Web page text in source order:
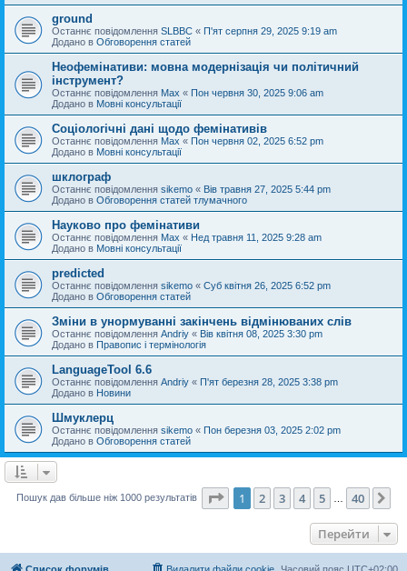
ground
Останнє повідомлення SLBBC « П'ят серпня 29, 2025 9:19 am
Додано в Обговорення статей
Неофемінативи: мовна модернізація чи політичний
інструмент?
Останнє повідомлення Max « Пон червня 30, 2025 9:06 am
Додано в Мовні консультації
Соціологічні дані щодо фемінативів
Останнє повідомлення Max « Пон червня 02, 2025 6:52 pm
Додано в Мовні консультації
шклограф
Останнє повідомлення sikemo « Вів травня 27, 2025 5:44 pm
Додано в Обговорення статей тлумачного
Науково про фемінативи
Останнє повідомлення Max « Нед травня 11, 2025 9:28 am
Додано в Мовні консультації
predicted
Останнє повідомлення sikemo « Суб квітня 26, 2025 6:52 pm
Додано в Обговорення статей
Зміни в унормуванні закінчень відмінюваних слів
Останнє повідомлення Andriy « Вів квітня 08, 2025 3:30 pm
Додано в Правопис і термінологія
LanguageTool 6.6
Останнє повідомлення Andriy « П'ят березня 28, 2025 3:38 pm
Додано в Новини
Шмуклерц
Останнє повідомлення sikemo « Пон березня 03, 2025 2:02 pm
Додано в Обговорення статей
Пошук дав більше ніж 1000 результатів Сторінка 1 40
1 2 3 4 5 40
Перейти
Список форумів Часовий пояс UTC+02:00
Видалити файли cookie